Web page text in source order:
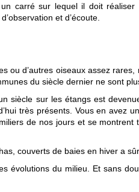
carré sur lequel il doit réaliser
et d’écoute.
ou d’autres oiseaux assez
du siècle dernier ne sont plus
siècle sur les étangs est
très présents. Vous en avez
de nos jours et se
couverts de baies en hiver a
évolutions du milieu. Et sans